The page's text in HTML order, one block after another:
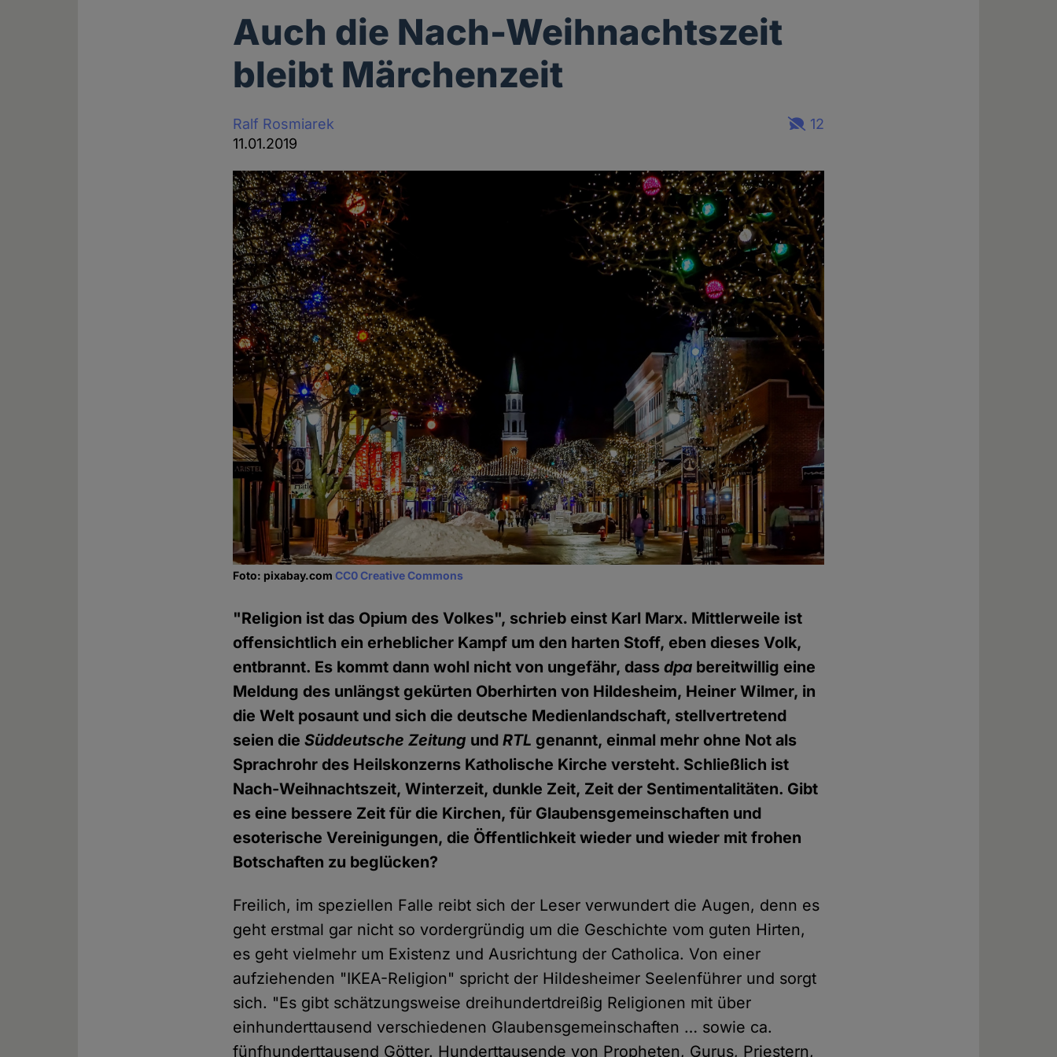
Auch die Nach-Weihnachtszeit
bleibt Märchenzeit
Ralf Rosmiarek
11.01.2019
12
Foto: pixabay.comCC0 Creative Commons
"Religion ist das Opium des Volkes", schrieb einst Karl Marx. Mittlerweile ist
offensichtlich ein erheblicher Kampf um den harten Stoff, eben dieses Volk,
entbrannt. Es kommt dann wohl nicht von ungefähr, dassdpa bereitwillig eine
Meldung des unlängst gekürten Oberhirten von Hildesheim, Heiner Wilmer, in
die Welt posaunt und sich die deutsche Medienlandschaft, stellvertretend
seien dieSüddeutsche Zeitung undRTL genannt, einmal mehr ohne Not als
Sprachrohr des Heilskonzerns Katholische Kirche versteht. Schließlich ist
Nach-Weihnachtszeit, Winterzeit, dunkle Zeit, Zeit der Sentimentalitäten. Gibt
es eine bessere Zeit für die Kirchen, für Glaubensgemeinschaften und
esoterische Vereinigungen, die Öffentlichkeit wieder und wieder mit frohen
Botschaften zu beglücken?
Freilich, im speziellen Falle reibt sich der Leser verwundert die Augen, denn es
geht erstmal gar nicht so vordergründig um die Geschichte vom guten Hirten,
es geht vielmehr um Existenz und Ausrichtung der Catholica. Von einer
aufziehenden "IKEA-Religion" spricht der Hildesheimer Seelenführer und sorgt
sich. "Es gibt schätzungsweise dreihundertdreißig Religionen mit über
einhunderttausend verschiedenen Glaubensgemeinschaften … sowie ca.
fünfhunderttausend Götter. Hunderttausende von Propheten, Gurus, Priestern,